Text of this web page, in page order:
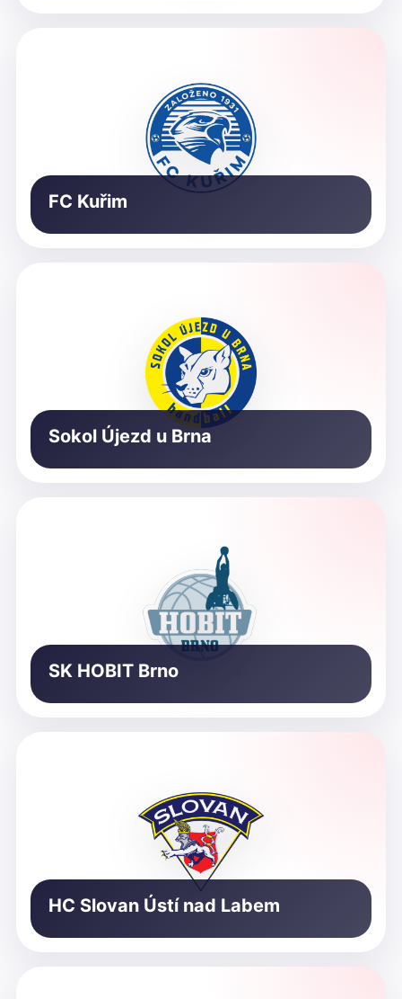
FC Kuřim
Sokol Újezd u Brna
SK HOBIT Brno
HC Slovan Ústí nad Labem